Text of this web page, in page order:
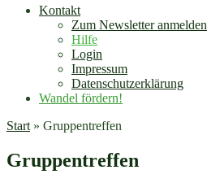
Kontakt
Zum Newsletter anmelden
Hilfe
Login
Impressum
Datenschutzerklärung
Wandel fördern!
Start » Gruppentreffen
Gruppentreffen